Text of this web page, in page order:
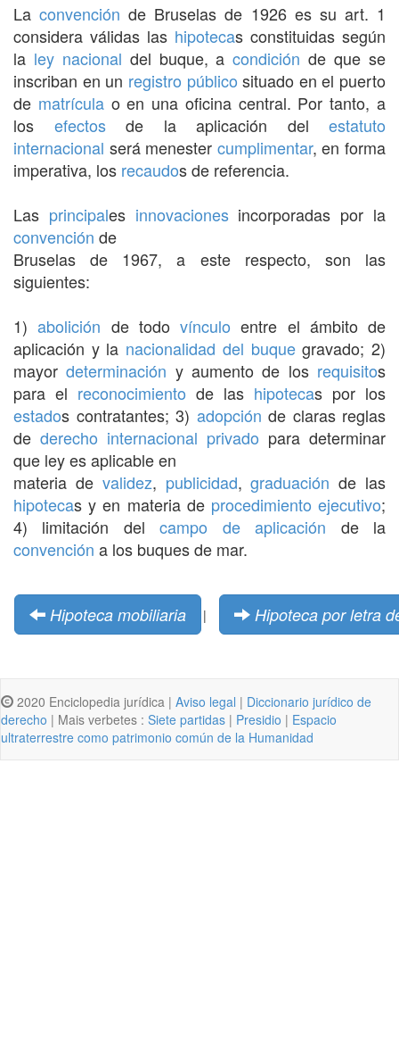
Laconvención de Bruselas de 1926 es su art. 1
considera válidas las hipotecas constituidas según
la ley nacional del buque, acondición de que se
inscriban en un registro público situado en el puerto
de matrículao en una oficina central. Por tanto, a
los efectosde la aplicación del estatuto
internacional será menester cumplimentar, en forma
imperativa, los recaudos de referencia.
Las principales innovacionesincorporadas por la
convención de
Bruselas de 1967, a este respecto, son las
siguientes:
1)abolición de todo vínculo entre el ámbito de
aplicación y la nacionalidad del buquegravado; 2)
mayordeterminación y aumento de los requisitos
para el reconocimiento de las hipotecas por los
estados contratantes; 3) adopción de claras reglas
de derecho internacional privado para determinar
que ley es aplicable en
materia de validez, publicidad,graduación de las
hipotecas y en materia de procedimiento ejecutivo;
4) limitación delcampo de aplicación de la
convención a los buques de mar.
Hipoteca mobiliaria | Hipoteca por letra
2020 Enciclopedia jurídica | Aviso legal | Diccionario jurídico de
derecho | Mais verbetes : Siete partidas | Presidio | Espacio
ultraterrestre como patrimonio común de la Humanidad